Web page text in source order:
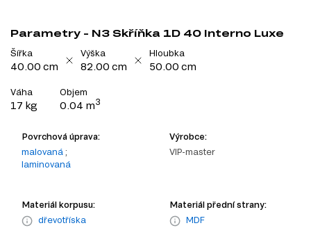
Parametry - N3 Skříňka 1D 40 Interno Luxe
Šířka
40.00 cm
Výška
82.00 cm
Hloubka
50.00 cm
Váha
17 kg
Objem
0.04 m3
Povrchová úprava:
malovaná ;
laminovaná
Výrobce:
VIP-master
Materiál korpusu:
dřevotříska
Materiál přední strany:
MDF